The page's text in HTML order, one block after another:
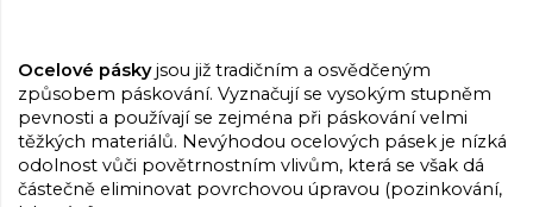
Ocelové páskyjsou již tradičním a osvědčeným
způsobem páskování. Vyznačují se vysokým stupněm
pevnosti a používají se zejména při páskování velmi
těžkých materiálů. Nevýhodou ocelových pásek je nízká
odolnost vůči povětrnostním vlivům, která se však dá
částečně eliminovat povrchovou úpravou (pozinkování,